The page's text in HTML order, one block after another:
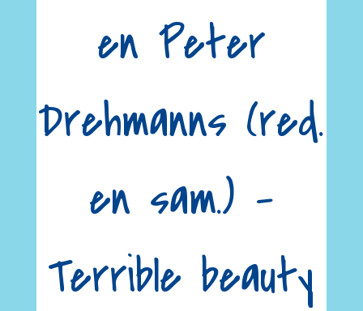
en Peter
Drehmanns (red.
en sam.) –
Terrible beauty